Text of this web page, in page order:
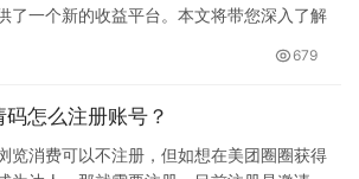
了一个新的收益平台。本文将带您深入了解
679
怎么注册账号？
览消费可以不注册，但如想在美团圈圈获得